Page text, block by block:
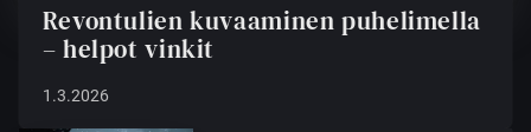
Revontulien kuvaaminen puhelimella
– helpot vinkit
1.3.2026